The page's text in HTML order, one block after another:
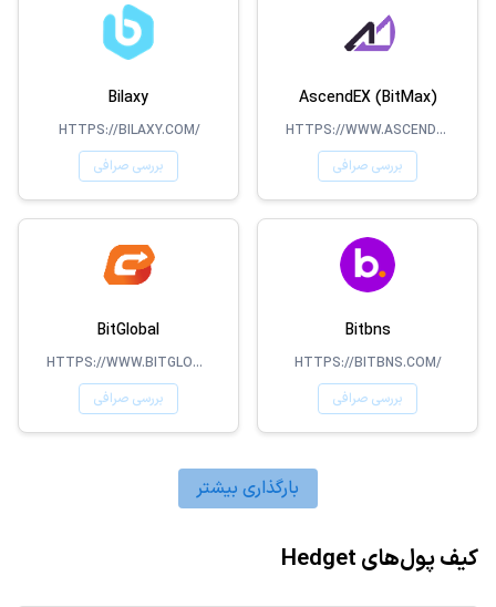
AscendEX (BitMax)
HTTPS://WWW.ASCENDEX.COM/
بررسی صرافی
Bilaxy
HTTPS://BILAXY.COM/
بررسی صرافی
Bitbns
HTTPS://BITBNS.COM/
بررسی صرافی
BitGlobal
HTTPS://WWW.BITGLOBAL.COM/
بررسی صرافی
بارگذاری بیشتر
کیف پول‌های Hedget